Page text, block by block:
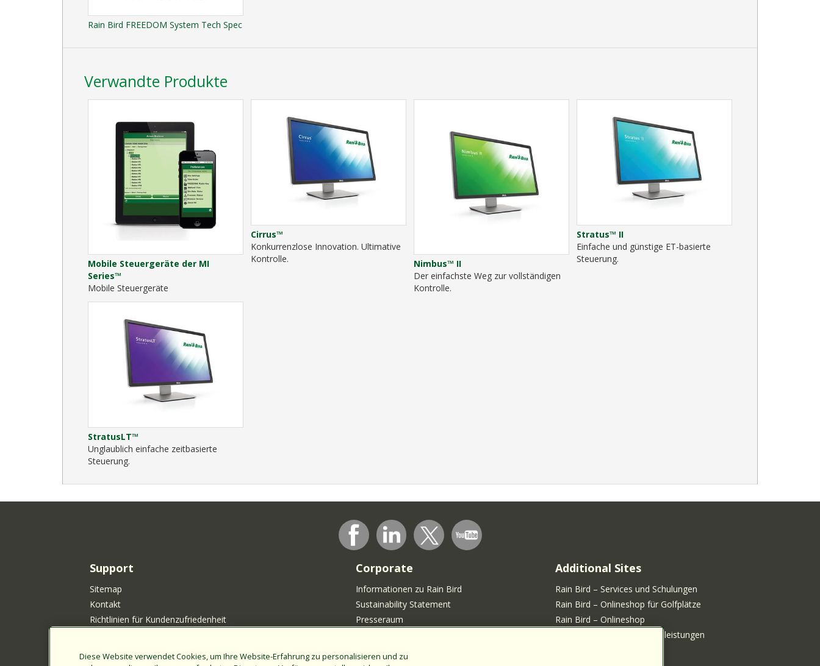
Rain Bird FREEDOM System Tech Spec
Verwandte Produkte
Mobile Steuergeräte der MI
Series™
Mobile Steuergeräte
Cirrus™
Konkurrenzlose Innovation. Ultimative
Kontrolle.
Nimbus™ II
Der einfachste Weg zur vollständigen
Kontrolle.
Stratus™ II
Einfache und günstige ET-basierte
Steuerung.
StratusLT™
Unglaublich einfache zeitbasierte
Steuerung.
Support
Sitemap
Kontakt
Richtlinien für Kundenzufriedenheit
Corporate
Informationen zu Rain Bird
Sustainability Statement
Presseraum
Additional Sites
Rain Bird – Services und Schulungen
Rain Bird – Onlineshop für Golfplätze
Rain Bird – Onlineshop
Rain Bird – Shop für Serviceleistungen
Diese Website verwendet Cookies, um Ihre Website-Erfahrung zu personalisieren und zu